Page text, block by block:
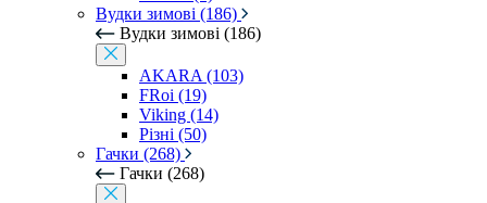
Вудки зимові (186)
Вудки зимові (186)
AKARA (103)
FRoi (19)
Viking (14)
Різні (50)
Гачки (268)
Гачки (268)